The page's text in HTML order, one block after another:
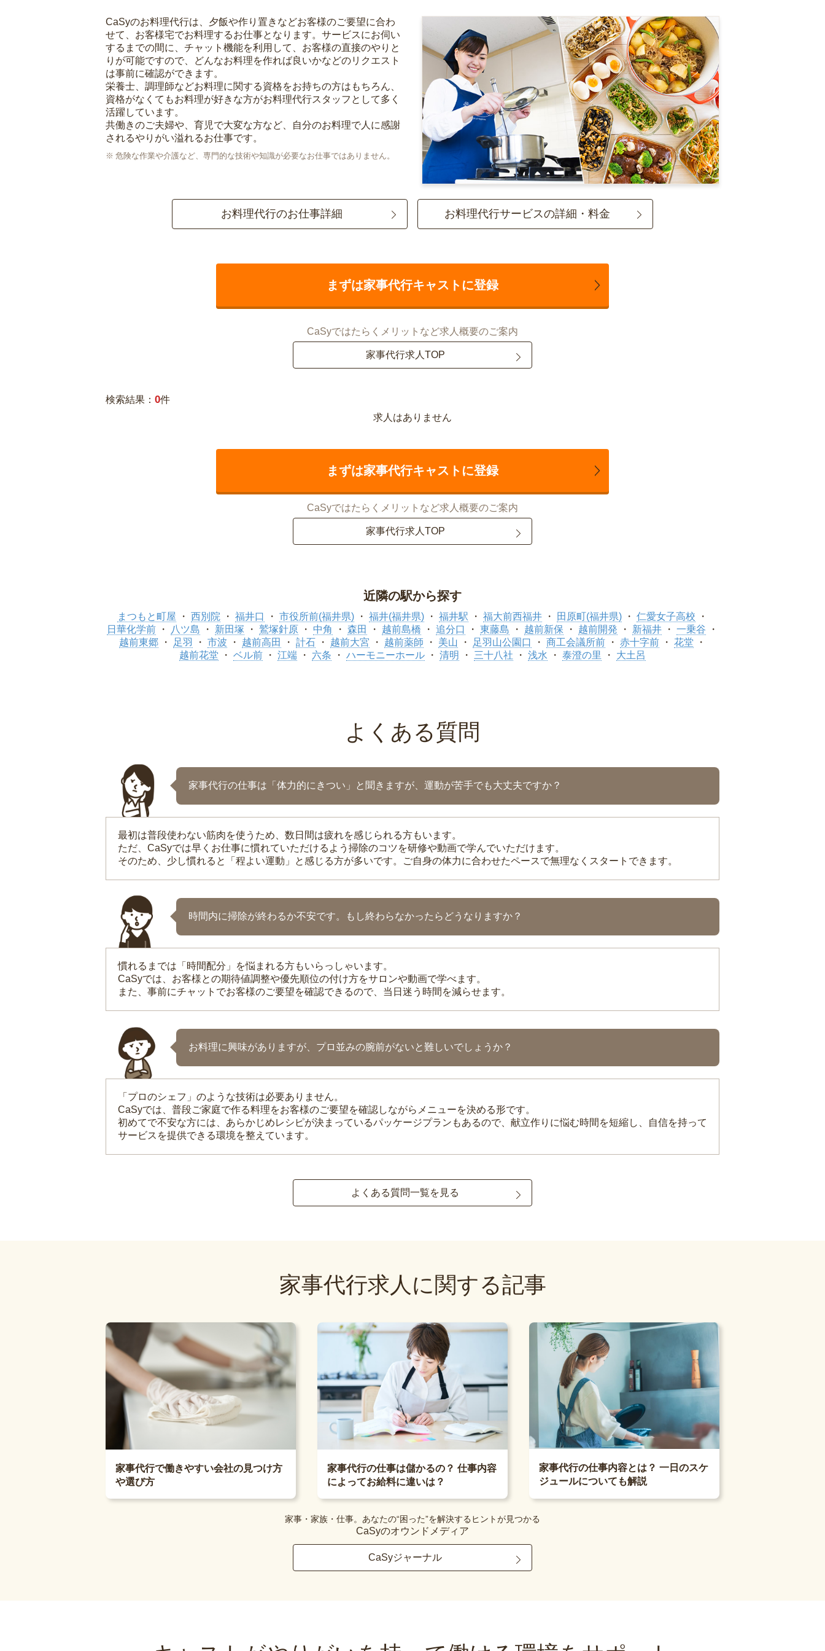
CaSyのお料理代行は、夕飯や作り置きなどお客様のご要望に合わ
せて、お客様宅でお料理するお仕事となります。サービスにお伺い
するまでの間に、チャット機能を利用して、お客様の直接のやりと
りが可能ですので、どんなお料理を作れば良いかなどのリクエスト
は事前に確認ができます。
栄養士、調理師などお料理に関する資格をお持ちの方はもちろん、
資格がなくてもお料理が好きな方がお料理代行スタッフとして多く
活躍しています。
共働きのご夫婦や、育児で大変な方など、自分のお料理で人に感謝
されるやりがい溢れるお仕事です。
危険な作業や介護など、専門的な技術や知識が必要なお仕事ではありません。
お料理代行のお仕事詳細 お料理代行サービスの詳細・料金
まずは家事代行キャストに登録
CaSyではたらくメリットなど求人概要のご案内
家事代行求人TOP
検索結果： 0件
求人はありません
まずは家事代行キャストに登録
CaSyではたらくメリットなど求人概要のご案内
家事代行求人TOP
近隣の駅から探す
まつもと町屋 西別院 福井口 市役所前(福井県) 福井(福井県) 福井駅 福大前西福井 田原町(福井県)
仁愛女子高校
日華化学前
八ツ島 新田塚 鷲塚針原 中角 森田 越前島橋 追分口 東藤島 越前新保 越前開発 新福井
一乗谷
越前東郷
足羽 市波 越前高田 計石 越前大宮 越前薬師 美山 足羽山公園口 商工会議所前 赤十字前
花堂
越前花堂
ベル前 江端 六条 ハーモニーホール 清明 三十八社 浅水 泰澄の里 大土呂
よくある質問
家事代行の仕事は「体力的にきつい」と聞きますが、運動が苦手でも大丈夫ですか？
最初は普段使わない筋肉を使うため、数日間は疲れを感じられる方もいます。
ただ、CaSyでは早くお仕事に慣れていただけるよう掃除のコツを研修や動画で学んでいただけます。
そのため、少し慣れると「程よい運動」と感じる方が多いです。ご自身の体力に合わせたペースで無理なくスタートできます。
時間内に掃除が終わるか不安です。もし終わらなかったらどうなりますか？
慣れるまでは「時間配分」を悩まれる方もいらっしゃいます。
CaSyでは、お客様との期待値調整や優先順位の付け方をサロンや動画で学べます。
また、事前にチャットでお客様のご要望を確認できるので、当日迷う時間を減らせます。
お料理に興味がありますが、プロ並みの腕前がないと難しいでしょうか？
「プロのシェフ」のような技術は必要ありません。
CaSyでは、普段ご家庭で作る料理をお客様のご要望を確認しながらメニューを決める形です。
初めてで不安な方には、あらかじめレシピが決まっているパッケージプランもあるので、献立作りに悩む時間を短縮し、自信を持って
サービスを提供できる環境を整えています。
よくある質問一覧を見る
家事代行求人に関する記事
家事代行で働きやすい会社の見つけ方
や選び方
家事代行の仕事は儲かるの？ 仕事内容
によってお給料に違いは？
家事代行の仕事内容とは？ 一日のスケ
ジュールについても解説
家事・家族・仕事。あなたの“困った”を解決するヒントが見つかる
CaSyのオウンドメディア
CaSyジャーナル